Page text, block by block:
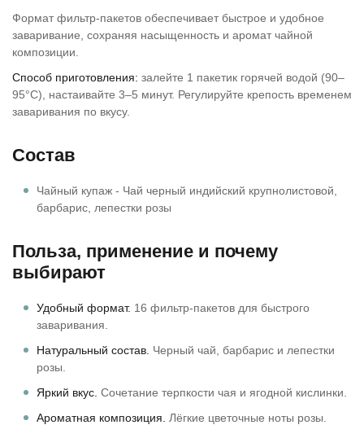
Формат фильтр-пакетов обеспечивает быстрое и удобное
заваривание, сохраняя насыщенность и аромат чайной
композиции.
Способ приготовления: залейте 1 пакетик горячей водой (90–
95°C), настаивайте 3–5 минут. Регулируйте крепость временем
заваривания по вкусу.
Состав
Чайный купаж - Чай черный индийский крупнолистовой,
барбарис, лепестки розы
Польза, применение и почему
выбирают
Удобный формат. 16 фильтр-пакетов для быстрого
заваривания.
Натуральный состав. Черный чай, барбарис и лепестки
розы.
Яркий вкус. Сочетание терпкости чая и ягодной кислинки.
Ароматная композиция.
Лёгкие цветочные ноты розы.